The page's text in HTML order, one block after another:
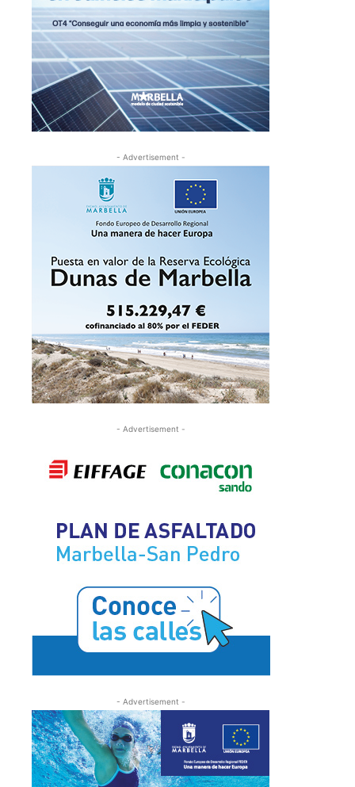
- Advertisement -
- Advertisement -
- Advertisement -